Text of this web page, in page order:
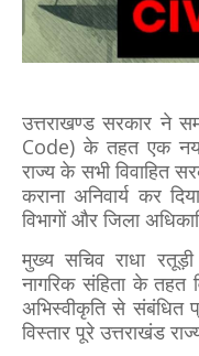
उत्तराखण्ड सरकार ने
Code) के तहत एक
राज्य के सभी विवाहित
कराना अनिवार्य कर
विभागों और जिला
मुख्य सचिव राधा
नागरिक संहिता के तहत
अभिस्वीकृति से संबंधित
विस्तार पूरे उत्तराखंड